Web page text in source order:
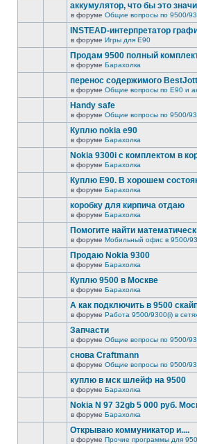
аккумулятор, что бы это
в форуме Общие вопросы по 9500/
INSTEAD-интерпретатор
в форуме Игры для E90
Продам 9500 полный
в форуме Барахолка
перенос содержимого
в форуме Общие вопросы по E90 и
Handy safe
в форуме Общие вопросы по 9500/
Куплю nokia e90
в форуме Барахолка
Nokia 9300i с комплектом в
в форуме Барахолка
Куплю Е90. В хорошем
в форуме Барахолка
коробку для кирпича отдаю
в форуме Барахолка
Помогите найти
в форуме Мобильный офис в 9500/
Продаю Nokia 9300
в форуме Барахолка
Куплю 9500 в Москве
в форуме Барахолка
А как подключить в 9500
в форуме Работа 9500/9300(i) в
Запчасти
в форуме Общие вопросы по 9500/
снова Craftmann
в форуме Общие вопросы по 9500/
куплю в мск шлейф на 9500
в форуме Барахолка
Nokia N 97 32gb 5 000 руб.
в форуме Барахолка
Открываю коммуникатор и....
в форуме Прочие программы для